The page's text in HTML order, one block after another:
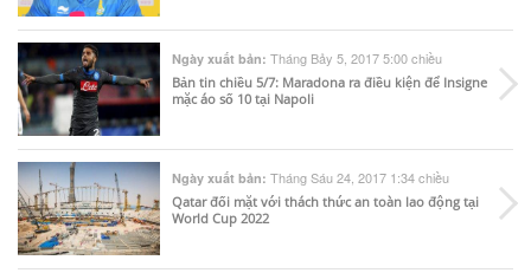
Ngày xuất bản: Tháng Bảy 5, 2017 5:00 chiều
Bản tin chiều 5/7: Maradona ra điều kiện để Insigne
mặc áo số 10 tại Napoli
Ngày xuất bản: Tháng Sáu 24, 2017 1:34 chiều
Qatar đối mặt với thách thức an toàn lao động tại
World Cup 2022